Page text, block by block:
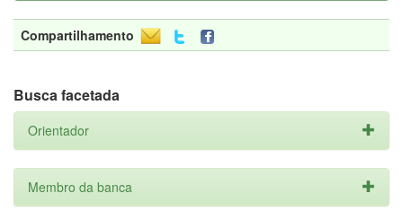
Compartilhamento
Busca facetada
Orientador
Membro da banca